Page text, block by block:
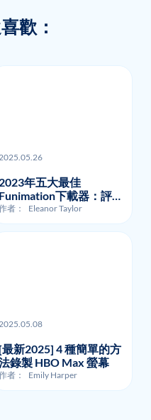
歡：
2023年五大最佳
Funimation下載器：評測
比較
者： Eleanor Taylor
[最新2025] 4 種簡單的方
錄製 HBO Max 螢幕
者： Emily Harper